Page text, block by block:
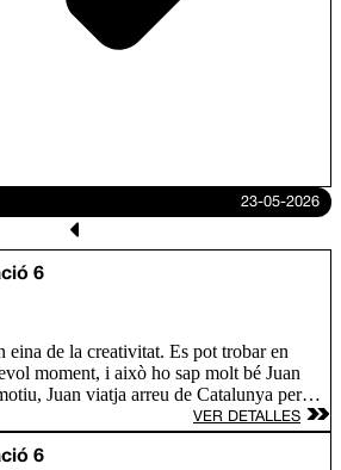
23-05-2026
6
eina de la creativitat. Es pot trobar en
moment, i això ho sap molt bé Juan
Juan viatja arreu de Catalunya per
de tres nous artesans i descobrim com
d’alçada amb murals arreu del món;
que defensa que l’olor és
VER DETALLES
6